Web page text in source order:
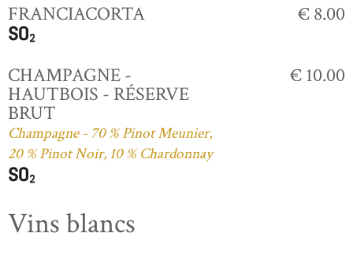
FRANCIACORTA € 8.00
CHAMPAGNE -
HAUTBOIS - RÉSERVE
BRUT
Champagne - 70 % Pinot Meunier,
20 % Pinot Noir, 10 % Chardonnay
€ 10.00
Vins blancs